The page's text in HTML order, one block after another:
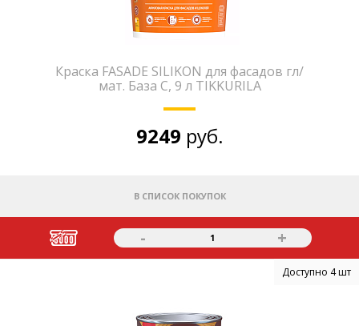
Краска FASADE SILIKON для фасадов гл/
мат. База С, 9 л TIKKURILA
9249 руб.
В СПИСОК ПОКУПОК
- 1 +
Доступно 4 шт